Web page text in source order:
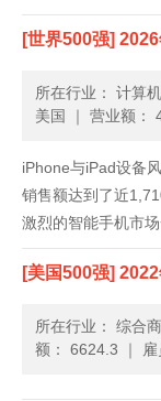
Pay和Apple Watch
市前三天就创纪录
[世界500强] 2026
所在行业： 计算
美国
｜ 营业额：
iPhone与iPad设备
销售额达到了近
激烈的智能手机市
370亿美元，比
量的现金。最近，
[美国500强] 2022
所在行业： 综合
额： 6624.3 ｜